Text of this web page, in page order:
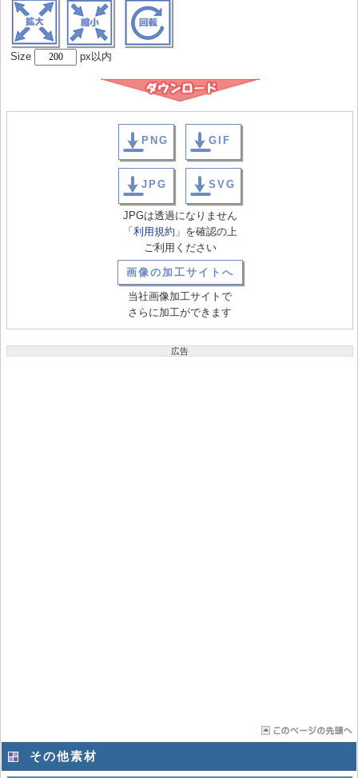
Size px以内
PNG GIF
JPG SVG
JPGは透過になりません
「 利用規約 」を確認の上
ご利用ください
画像の加工サイトへ
当社画像加工サイトで
さらに加工ができます
広告
その他素材